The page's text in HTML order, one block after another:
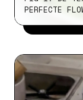
PERFECTE